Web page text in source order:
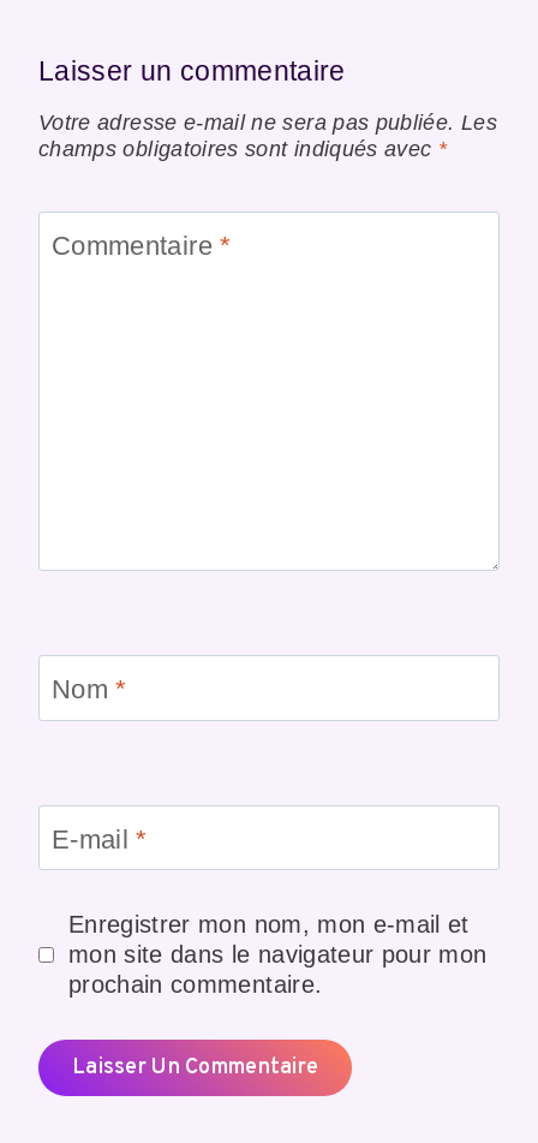
Laisser un commentaire
Votre adresse e-mail ne sera pas publiée. Les
champs obligatoires sont indiqués avec *
Commentaire*
Nom*
E-mail*
Enregistrer mon nom, mon e-mail et
mon site dans le navigateur pour mon
prochain commentaire.